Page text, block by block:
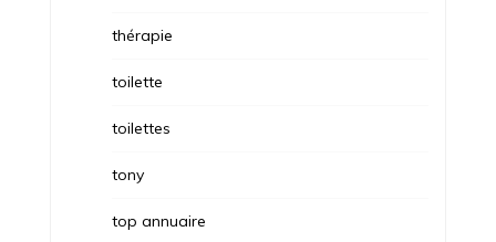
thérapie
toilette
toilettes
tony
top annuaire